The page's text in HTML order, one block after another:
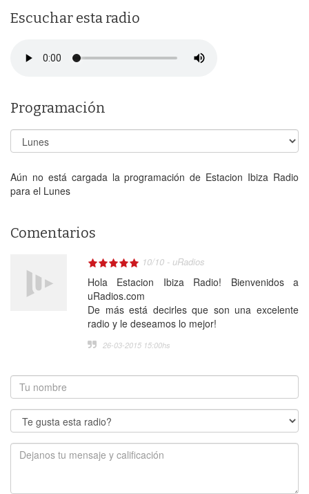
Escuchar esta radio
Programación
Aún no está cargada la programación de Estacion Ibiza Radio
para el Lunes
Comentarios
10/10 - uRadios
Hola Estacion Ibiza Radio! Bienvenidos a
uRadios.com
De más está decirles que son una excelente
radio y le deseamos lo mejor!
26-03-2015 15:00hs